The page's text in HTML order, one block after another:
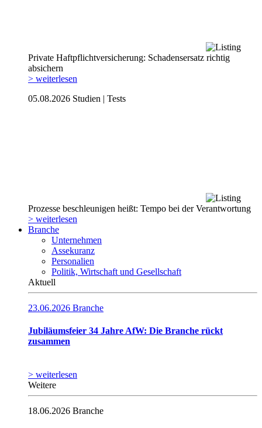
Private Haftpflicht­versicherung: Schadensersatz richtig
absichern
> weiterlesen
05.08.2026 Studien | Tests
Prozesse beschleunigen heißt: Tempo bei der Verantwortung
> weiterlesen
Branche
Unternehmen
Assekuranz
Personalien
Politik, Wirtschaft und Gesellschaft
Aktuell
23.06.2026 Branche
Jubiläumsfeier 34 Jahre AfW: Die Branche rückt
zusammen
> weiterlesen
Weitere
18.06.2026 Branche